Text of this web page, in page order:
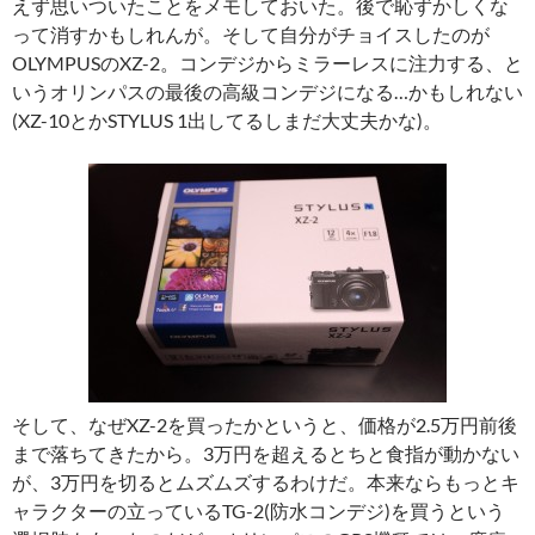
えず思いついたことをメモしておいた。後で恥ずかしくな
って消すかもしれんが。そして自分がチョイスしたのが
OLYMPUSのXZ-2。コンデジからミラーレスに注力する、と
いうオリンパスの最後の高級コンデジになる…かもしれない
(XZ-10とかSTYLUS 1出してるしまだ大丈夫かな)。
そして、なぜXZ-2を買ったかというと、価格が2.5万円前後
まで落ちてきたから。3万円を超えるとちと食指が動かない
が、3万円を切るとムズムズするわけだ。本来ならもっとキ
ャラクターの立っているTG-2(防水コンデジ)を買うという